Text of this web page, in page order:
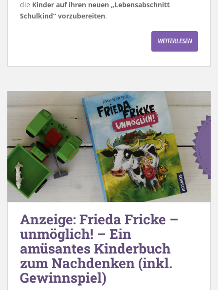
die Kinder auf ihren neuen „Lebensabschnitt
Schulkind“ vorzubereiten.
WEITERLESEN
Anzeige: Frieda Fricke –
unmöglich! – Ein
amüsantes Kinderbuch
zum Nachdenken (inkl.
Gewinnspiel)